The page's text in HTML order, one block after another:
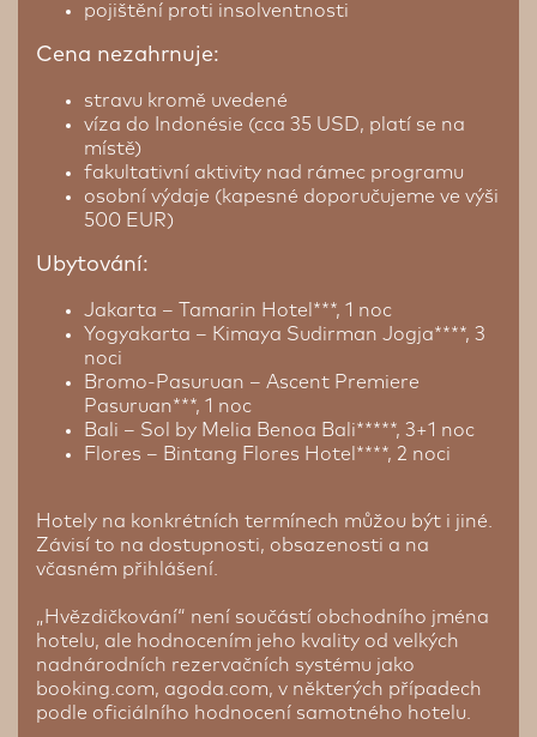
pojištění proti insolventnosti
Cena nezahrnuje:
stravu kromě uvedené
víza do Indonésie (cca 35 USD, platí se na
místě)
fakultativní aktivity nad rámec programu
osobní výdaje (kapesné doporučujeme ve výši
500 EUR)
Ubytování:
Jakarta – Tamarin Hotel***, 1 noc
Yogyakarta – Kimaya Sudirman Jogja****, 3
noci
Bromo-Pasuruan – Ascent Premiere
Pasuruan***, 1 noc
Bali – Sol by Melia Benoa Bali*****, 3+1 noc
Flores – Bintang Flores Hotel****, 2 noci
Hotely na konkrétních termínech můžou být i jiné.
Závisí to na dostupnosti, obsazenosti a na
včasném přihlášení.
„Hvězdičkování“ není součástí obchodního jména
hotelu, ale hodnocením jeho kvality od velkých
nadnárodních rezervačních systému jako
booking.com, agoda.com, v některých případech
podle oficiálního hodnocení samotného hotelu.